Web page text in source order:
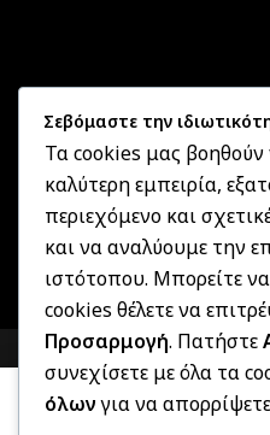
Created byInformatique.gr
rights
Σεβόμαστε την
Τα cookies μας
καλύτερη εμπειρία,
περιεχόμενο και
και να αναλύουμε την
ιστότοπου. Μπορείτε να
cookies θέλετε να
Προσαρμογή. Πατήστε
συνεχίσετε με όλα τα
όλωνγια να